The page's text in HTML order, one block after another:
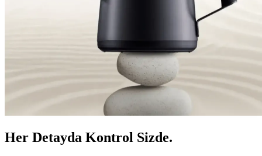
Her Detayda Kontrol Sizde.